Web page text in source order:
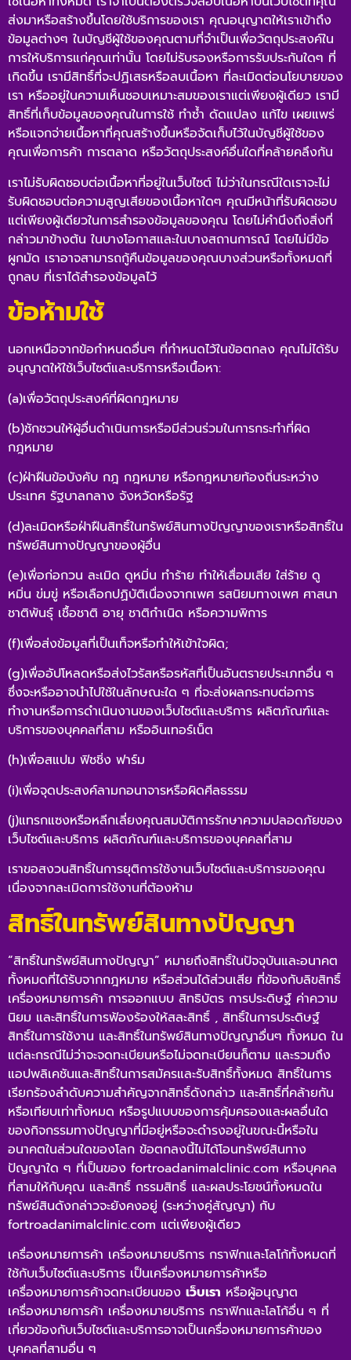
ส่งมาหรือสร้างขึ้นโดยใช้บริการของเรา คุณอนุญาตให้เราเข้าถึง
ข้อมูลต่างๆ ในบัญชีผู้ใช้ของคุณตามที่จำเป็นเพื่อวัตถุประสงค์ใน
การให้บริการแก่คุณเท่านั้น โดยไม่รับรองหรือการรับประกันใดๆ ที่
เกิดขึ้น เรามีสิทธิ์ที่จะปฏิเสธหรือลบเนื้อหา ที่ละเมิดต่อนโยบายของ
เรา หรืออยู่ในความเห็นชอบเหมาะสมของเราแต่เพียงผู้เดียว เรามี
สิทธิ์ที่เก็บข้อมูลของคุณในการใช้ ทำซ้ำ ดัดแปลง แก้ไข เผยแพร่
หรือแจกจ่ายเนื้อหาที่คุณสร้างขึ้นหรือจัดเก็บไว้ในบัญชีผู้ใช้ของ
คุณเพื่อการค้า การตลาด หรือวัตถุประสงค์อื่นใดที่คล้ายคลึงกัน
เราไม่รับผิดชอบต่อเนื้อหาที่อยู่ในเว็บไซต์ ไม่ว่าในกรณีใดเราจะไม่
รับผิดชอบต่อความสูญเสียของเนื้อหาใดๆ คุณมีหน้าที่รับผิดชอบ
แต่เพียงผู้เดียวในการสำรองข้อมูลของคุณ โดยไม่คำนึงถึงสิ่งที่
กล่าวมาข้างต้น ในบางโอกาสและในบางสถานการณ์ โดยไม่มีข้อ
ผูกมัด เราอาจสามารถกู้คืนข้อมูลของคุณบางส่วนหรือทั้งหมดที่
ถูกลบ ที่เราได้สำรองข้อมูลไว้
ข้อห้ามใช้
นอกเหนือจากข้อกำหนดอื่นๆ ที่กำหนดไว้ในข้อตกลง คุณไม่ได้รับ
อนุญาตให้ใช้เว็บไซต์และบริการหรือเนื้อหา:
(a)เพื่อวัตถุประสงค์ที่ผิดกฎหมาย
(b)ชักชวนให้ผู้อื่นดำเนินการหรือมีส่วนร่วมในการกระทำที่ผิด
กฎหมาย
(c)ฝ่าฝืนข้อบังคับ กฎ กฎหมาย หรือกฎหมายท้องถิ่นระหว่าง
ประเทศ รัฐบาลกลาง จังหวัดหรือรัฐ
(d)ละเมิดหรือฝ่าฝืนสิทธิ์ในทรัพย์สินทางปัญญาของเราหรือสิทธิ์ใน
ทรัพย์สินทางปัญญาของผู้อื่น
(e)เพื่อก่อกวน ละเมิด ดูหมิ่น ทำร้าย ทำให้เสื่อมเสีย ใส่ร้าย ดู
หมิ่น ข่มขู่ หรือเลือกปฏิบัติเนื่องจากเพศ รสนิยมทางเพศ ศาสนา
ชาติพันธุ์ เชื้อชาติ อายุ ชาติกำเนิด หรือความพิการ
(f)เพื่อส่งข้อมูลที่เป็นเท็จหรือทำให้เข้าใจผิด;
(g)เพื่ออัปโหลดหรือส่งไวรัสหรือรหัสที่เป็นอันตรายประเภทอื่น ๆ
ซึ่งจะหรืออาจนำไปใช้ในลักษณะใด ๆ ที่จะส่งผลกระทบต่อการ
ทำงานหรือการดำเนินงานของเว็บไซต์และบริการ ผลิตภัณฑ์และ
บริการของบุคคลที่สาม หรืออินเทอร์เน็ต
(h)เพื่อสแปม ฟิชชิ่ง ฟาร์ม
(i)เพื่อจุดประสงค์ลามกอนาจารหรือผิดศีลธรรม
(j)แทรกแซงหรือหลีกเลี่ยงคุณสมบัติการรักษาความปลอดภัยของ
เว็บไซต์และบริการ ผลิตภัณฑ์และบริการของบุคคลที่สาม
เราขอสงวนสิทธิ์ในการยุติการใช้งานเว็บไซต์และบริการของคุณ
เนื่องจากละเมิดการใช้งานที่ต้องห้าม
สิทธิ์ในทรัพย์สินทางปัญญา
“สิทธิ์ในทรัพย์สินทางปัญญา” หมายถึงสิทธิ์ในปัจจุบันและอนาคต
ทั้งหมดที่ได้รับจากกฎหมาย หรือส่วนได้ส่วนเสีย ที่ข้องกับลิขสิทธิ์
เครื่องหมายการค้า การออกแบบ สิทธิบัตร การประดิษฐ์ ค่าความ
นิยม และสิทธิ์ในการฟ้องร้องให้สละสิทธิ์ , สิทธิ์ในการประดิษฐ์
สิทธิ์ในการใช้งาน และสิทธิ์ในทรัพย์สินทางปัญญาอื่นๆ ทั้งหมด ใน
แต่ละกรณีไม่ว่าจะจดทะเบียนหรือไม่จดทะเบียนก็ตาม และรวมถึง
แอปพลิเคชันและสิทธิ์ในการสมัครและรับสิทธิ์ทั้งหมด สิทธิ์ในการ
เรียกร้องลำดับความสำคัญจากสิทธิ์ดังกล่าว และสิทธิ์ที่คล้ายกัน
หรือเทียบเท่าทั้งหมด หรือรูปแบบของการคุ้มครองและผลอื่นใด
ของกิจกรรมทางปัญญาที่มีอยู่หรือจะดำรงอยู่ในขณะนี้หรือใน
อนาคตในส่วนใดของโลก ข้อตกลงนี้ไม่ได้โอนทรัพย์สินทาง
ปัญญาใด ๆ ที่เป็นของ fortroadanimalclinic.com หรือบุคคล
ที่สามให้กับคุณ และสิทธิ์ กรรมสิทธิ์ และผลประโยชน์ทั้งหมดใน
ทรัพย์สินดังกล่าวจะยังคงอยู่ (ระหว่างคู่สัญญา) กับ
fortroadanimalclinic.com แต่เพียงผู้เดียว
เครื่องหมายการค้า เครื่องหมายบริการ กราฟิกและโลโก้ทั้งหมดที่
ใช้กับเว็บไซต์และบริการ เป็นเครื่องหมายการค้าหรือ
เครื่องหมายการค้าจดทะเบียนของ เว็บเรา หรือผู้อนุญาต
เครื่องหมายการค้า เครื่องหมายบริการ กราฟิกและโลโก้อื่น ๆ ที่
เกี่ยวข้องกับเว็บไซต์และบริการอาจเป็นเครื่องหมายการค้าของ
บุคคลที่สามอื่น ๆ